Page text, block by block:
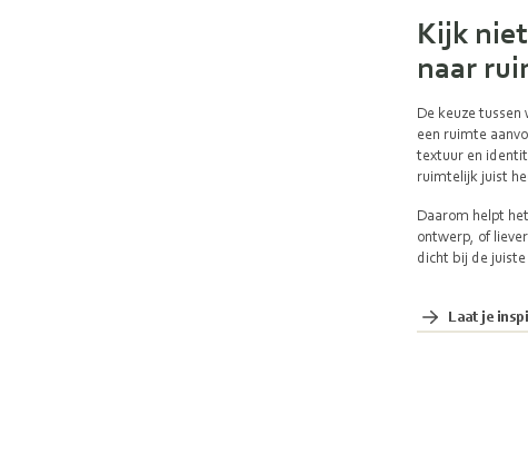
Kijk
naar
De keuze
een ruimte
textuur en
ruimtelijk juist
Daarom helpt
ontwerp, of
dicht bij de juiste
Laat je